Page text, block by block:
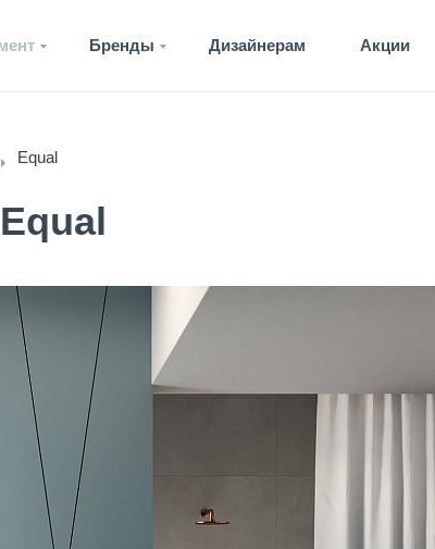
Бренды Дизайнерам Акции
Equal